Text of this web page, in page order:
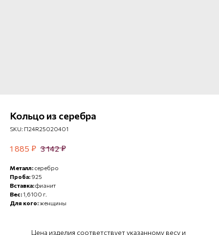
Кольцо из серебра
SKU: П24R25020401
1 885 ₽ 3 142 ₽
Металл: серебро
Проба: 925
Вставка:фианит
Вес:1,6100 г.
Для кого:женщины
Цена изделия соответствует указанному весу и